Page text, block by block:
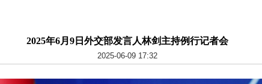
2025年6月9日外交部发言人林剑主持例行记者会
2025-06-09 17:32